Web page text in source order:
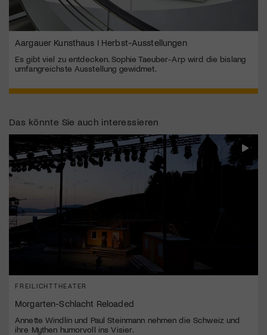
Aargauer Kunsthaus I Herbst-Ausstellungen
Es gibt viel zu entdecken. Sophie Taeuber-Arp wird die bislang
umfangreichste Ausstellung gewidmet.
Das könnte Sie auch interessieren
FREILICHTTHEATER
Morgarten-Schlacht Reloaded
Annette Windlin und Paul Steinmann nehmen die Schweiz und
ihre Mythen humorvoll ins Visier.